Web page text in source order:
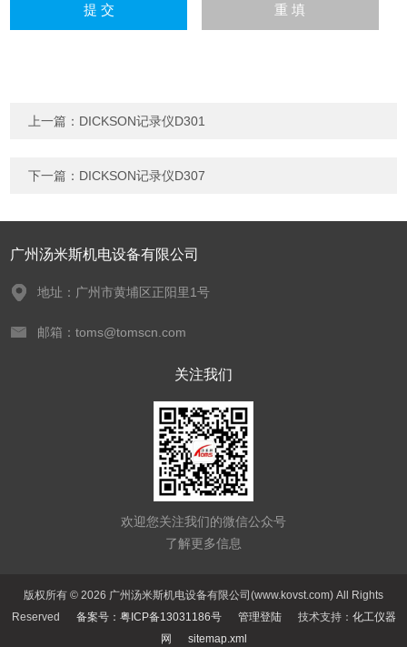
上一篇： DICKSON记录仪D301
下一篇： DICKSON记录仪D307
广州汤米斯机电设备有限公司
地址：广州市黄埔区正阳里1号
邮箱：toms@tomscn.com
关注我们
欢迎您关注我们的微信公众号
了解更多信息
版权所有 © 2026 广州汤米斯机电设备有限公司(www.kovst.com) All Rights
Reserved 备案号：粤ICP备13031186号 管理登陆技术支持： 化工仪器
网
sitemap.xml